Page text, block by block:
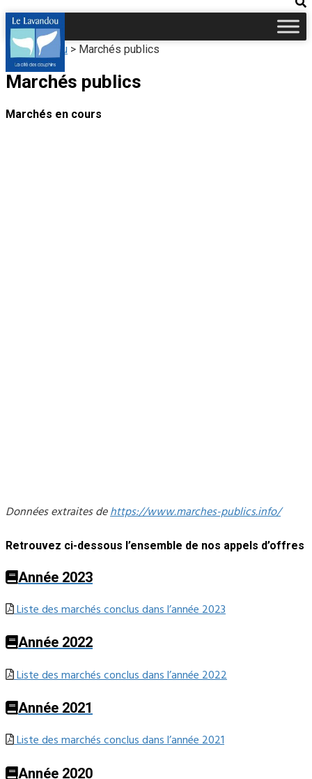
Le Lavandou > Marchés publics
Marchés publics
Marchés en cours
Données extraites dehttps://www.marches-publics.info/
Retrouvez ci-dessous l’ensemble de nos appels d’offres
Année 2023
Liste des marchés conclus dans l’année 2023
Année 2022
Liste des marchés conclus dans l’année 2022
Année 2021
Liste des marchés conclus dans l’année 2021
Année 2020